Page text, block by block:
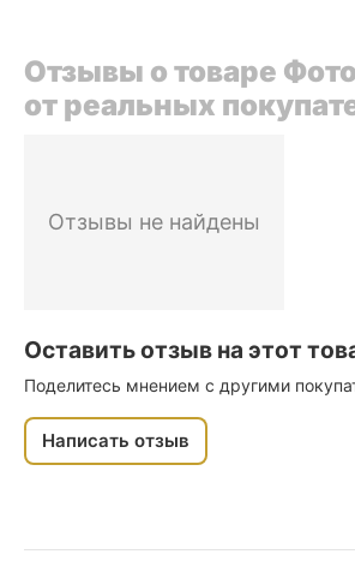
Отзывы о товаре
от реальных
Отзывы не найдены
Оставить отзыв на этот
Поделитесь мнением с другими
Написать отзыв